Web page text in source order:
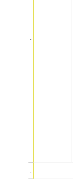
.
.